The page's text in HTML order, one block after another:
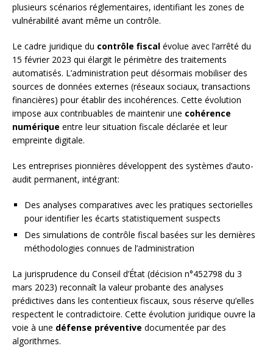
plusieurs scénarios réglementaires, identifiant les zones de
vulnérabilité avant même un contrôle.
Le cadre juridique du contrôle fiscal évolue avec l’arrêté du
15 février 2023 qui élargit le périmètre des traitements
automatisés. L’administration peut désormais mobiliser des
sources de données externes (réseaux sociaux, transactions
financières) pour établir des incohérences. Cette évolution
impose aux contribuables de maintenir une cohérence
numérique entre leur situation fiscale déclarée et leur
empreinte digitale.
Les entreprises pionnières développent des systèmes d’auto-
audit permanent, intégrant:
Des analyses comparatives avec les pratiques sectorielles
pour identifier les écarts statistiquement suspects
Des simulations de contrôle fiscal basées sur les dernières
méthodologies connues de l’administration
La jurisprudence du Conseil d’État (décision n°452798 du 3
mars 2023) reconnaît la valeur probante des analyses
prédictives dans les contentieux fiscaux, sous réserve qu’elles
respectent le contradictoire. Cette évolution juridique ouvre la
voie à une défense préventive documentée par des
algorithmes.